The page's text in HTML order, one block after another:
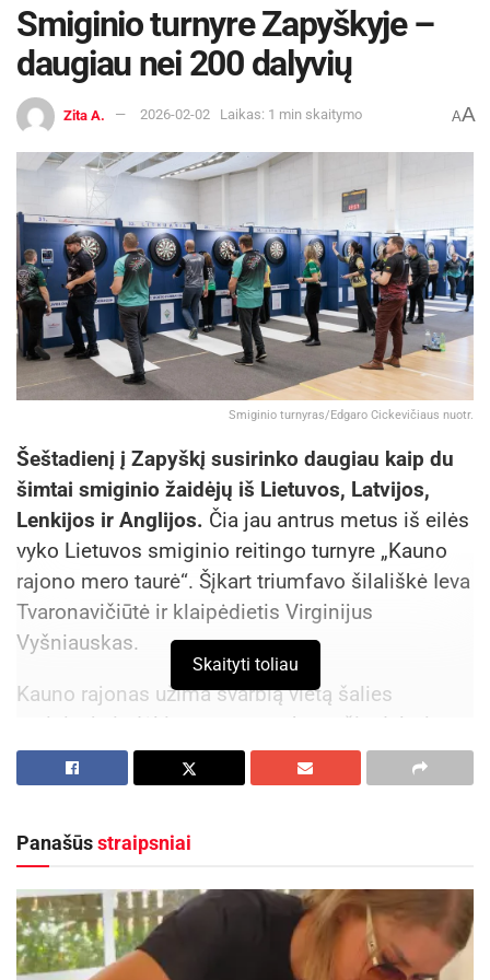
Smiginio turnyre Zapyškyje –
daugiau nei 200 dalyvių
Zita A. 2026-02-02 Laikas: 1 min skaitymo AA
Smiginio turnyras/Edgaro Cickevičiaus nuotr.
Šeštadienį į Zapyškį susirinko daugiau kaip du
šimtai smiginio žaidėjų iš Lietuvos, Latvijos,
Lenkijos ir Anglijos. Čia jau antrus metus iš eilės
vyko Lietuvos smiginio reitingo turnyre „Kauno
rajono mero taurė“. Šįkart triumfavo šilališkė Ieva
Tvaronavičiūtė ir klaipėdietis Virginijus
Vyšniauskas.
Kauno rajonas užima svarbią vietą šalies
smiginyje ir dėl į turnyrus atvykstančių dalyvių
skaičiaus, ir dėl žaidėjų pasiekimų.
mokyklos moderniame daugiafunkciame sporto
centre stojo 37 moterys ir 171 vyras. Tiesa, tarp
jų šįkart nebuvo geriausio Lietuvos smiginio
žaidėjo, garliaviškio Dariaus Labanausko, nes jis
nuo sausio prisijungė prie profesionalų – žaidžia
Skaityti toliau
Panašūsstraipsniai